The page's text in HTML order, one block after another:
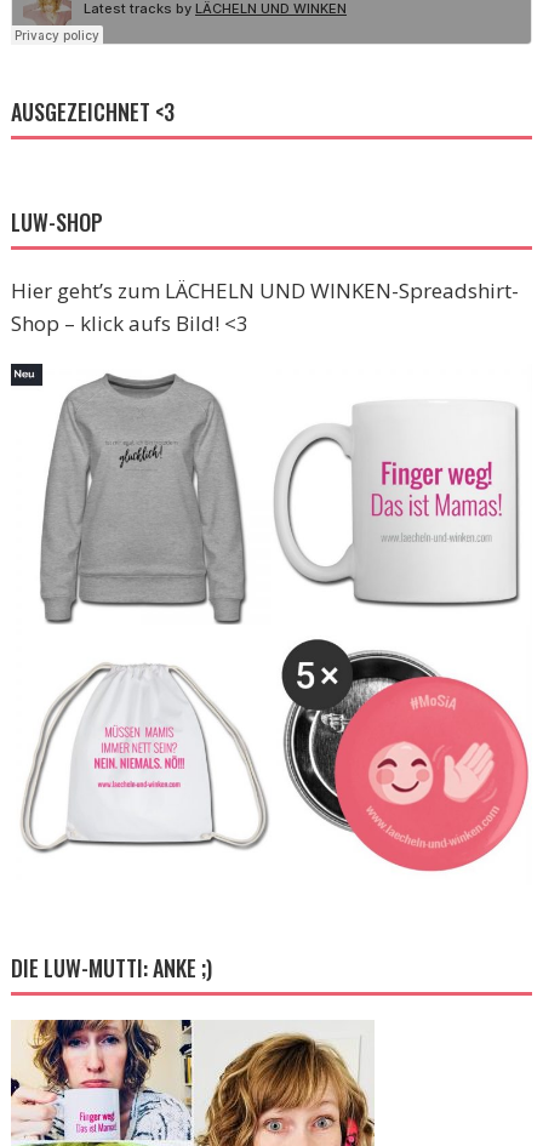
AUSGEZEICHNET <3
LUW-SHOP
Hier geht’s zum LÄCHELN UND WINKEN-Spreadshirt-
Shop – klick aufs Bild! <3
DIE LUW-MUTTI: ANKE ;)